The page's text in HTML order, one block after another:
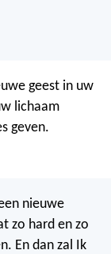
geest in uw
lichaam
geven.
nieuwe
zo hard en zo
En dan zal Ik